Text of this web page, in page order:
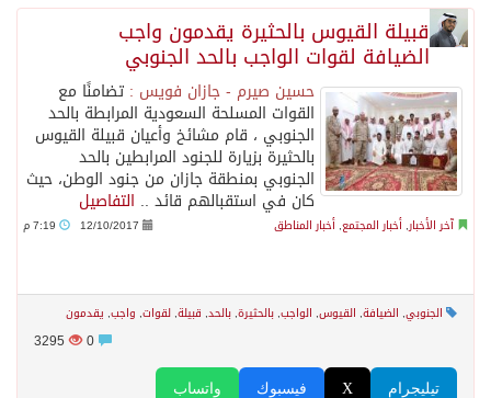
قبيلة القيوس بالحثيرة يقدمون واجب
الضيافة لقوات الواجب بالحد الجنوبي
حسين صيرم - جازان فويس : تضامنًا مع
القوات المسلحة السعودية المرابطة بالحد
الجنوبي ، قام مشائخ وأعيان قبيلة القيوس
بالحثيرة بزيارة للجنود المرابطين بالحد
الجنوبي بمنطقة جازان من جنود الوطن، حيث
كان في استقبالهم قائد .. التفاصيل
آخر الأخبار, أخبار المجتمع, أخبار المناطق 12/10/2017
الجنوبي, الضيافة, القيوس, الواجب, بالحثيرة, بالحد, قبيلة, لقوات, واجب, يقدمون
3295
واتساب فيسبوك X تيليجرام